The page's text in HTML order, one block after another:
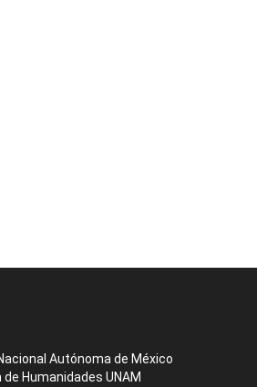
Autónoma de México
Humanidades UNAM